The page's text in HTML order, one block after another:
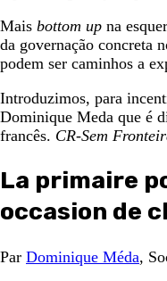
Mais bottom up na
da governação concreta
podem ser caminhos a
Introduzimos, para
Dominique Meda que é
francês. CR-Sem
La primaire
occasion de
Par Dominique Méda,